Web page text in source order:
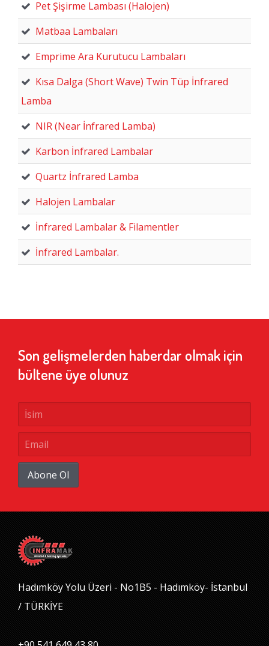
Pet Şişirme Lambası (Halojen)
Matbaa Lambaları
Emprime Ara Kurutucu Lambaları
Kısa Dalga (Short Wave) Twin Tüp İnfrared
Lamba
NIR (Near İnfrared Lamba)
Karbon İnfrared Lambalar
Quartz İnfrared Lamba
Halojen Lambalar
İnfrared Lambalar & Filamentler
İnfrared Lambalar.
Son gelişmelerden haberdar olmak için
bültene üye olunuz
Abone Ol
Hadımköy Yolu Üzeri - No1B5 - Hadımköy- İstanbul
/ TÜRKİYE